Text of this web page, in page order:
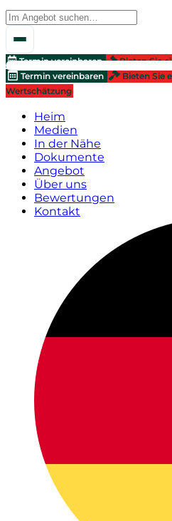
Termin vereinbaren Bieten Sie
Termin vereinbaren
Bieten Sie
Wertschätzung
Heim
Medien
In der Nähe
Dokumente
Angebot
Über uns
Bewertungen
Kontakt